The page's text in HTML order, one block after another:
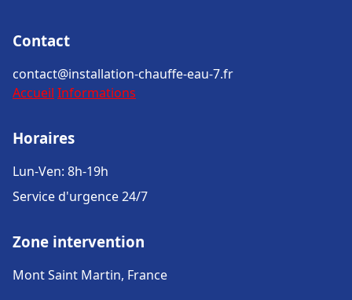
Contact
contact@installation-chauffe-eau-7.fr
Accueil Informations
Horaires
Lun-Ven: 8h-19h
Service d'urgence 24/7
Zone intervention
Mont Saint Martin, France